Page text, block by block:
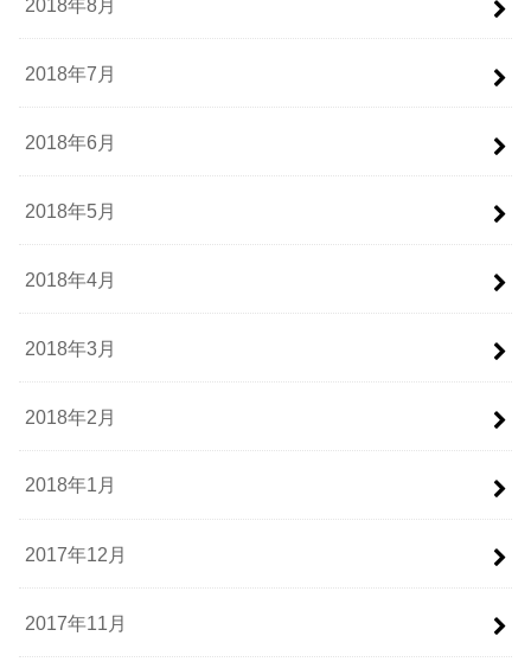
2018年8月
2018年7月
2018年6月
2018年5月
2018年4月
2018年3月
2018年2月
2018年1月
2017年12月
2017年11月